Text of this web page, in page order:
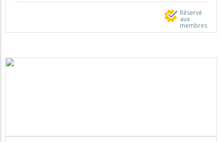
Réservé
aux
membres